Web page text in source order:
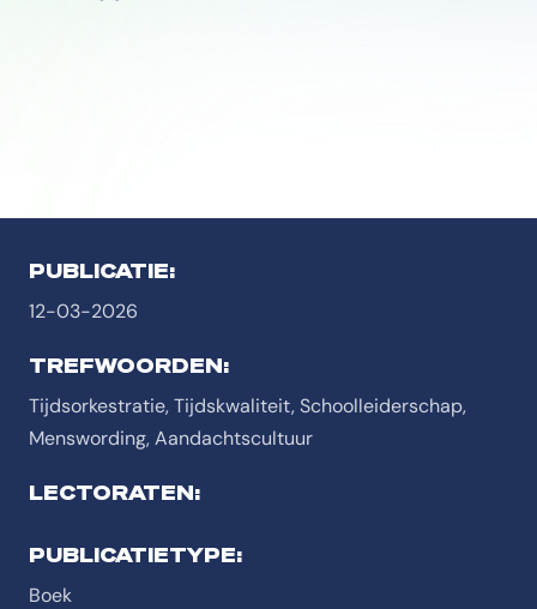
PUBLICATIE:
12-03-2026
TREFWOORDEN:
Tijdsorkestratie, Tijdskwaliteit, Schoolleiderschap,
Menswording, Aandachtscultuur
LECTORATEN:
PUBLICATIETYPE:
Boek